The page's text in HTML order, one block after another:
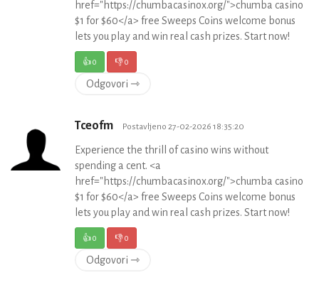
href="https://chumbacasinox.org/">chumba casino
$1 for $60</a> free Sweeps Coins welcome bonus
lets you play and win real cash prizes. Start now!
👍0 👎0
Odgovori ⇾
Tceofm Postavljeno 27-02-2026 18:35:20
Experience the thrill of casino wins without
spending a cent. <a
href="https://chumbacasinox.org/">chumba casino
$1 for $60</a> free Sweeps Coins welcome bonus
lets you play and win real cash prizes. Start now!
👍0 👎0
Odgovori ⇾